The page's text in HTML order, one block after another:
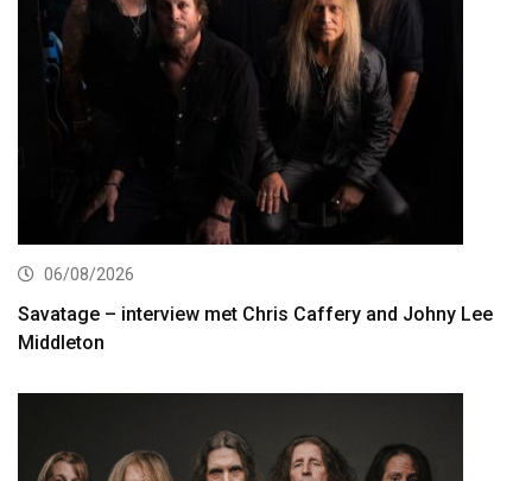
06/08/2026
Savatage – interview met Chris Caffery and Johny Lee
Middleton